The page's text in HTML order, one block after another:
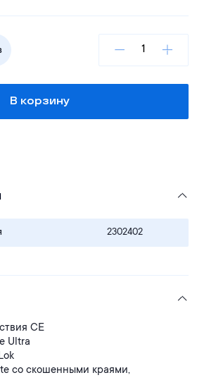
В корзину
2302402
СЕ
Ultra
со скошенными краями,